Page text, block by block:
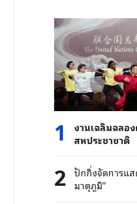
1
งานเฉลิมฉลอ
สหประชาชาติ
2 ปักกิ่งจัดการแส
มาตุภูมิ”